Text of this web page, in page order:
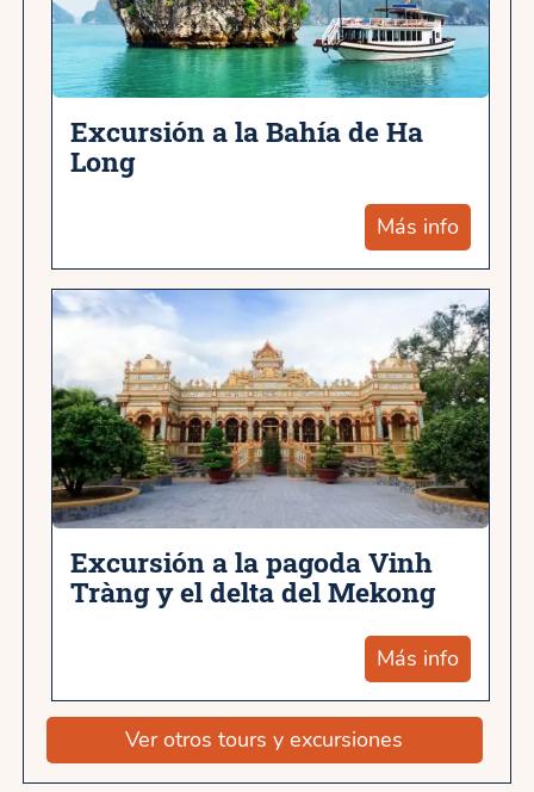
Excursión a la Bahía de Ha
Long
Más info
Excursión a la pagoda Vinh
Tràng y el delta del Mekong
Más info
Ver otros tours y excursiones